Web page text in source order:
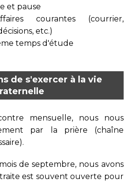
et pause
courantes (courrier,
etc.)
temps d'étude
de s'exercer à la vie
mensuelle, nous nous
par la prière (chaîne
de septembre, nous avons
est souvent ouverte pour